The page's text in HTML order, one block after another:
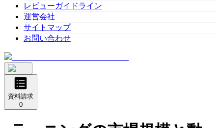
レビューガイドライン
運営会社
サイトマップ
お問い合わせ
資料請求
0